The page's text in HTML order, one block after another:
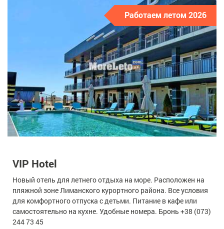
Работаем летом 2026
VIP Hotel
Новый отель для летнего отдыха на море. Расположен на
пляжной зоне Лиманского курортного района. Все условия
для комфортного отпуска с детьми. Питание в кафе или
самостоятельно на кухне. Удобные номера. Бронь +38 (073)
244 73 45